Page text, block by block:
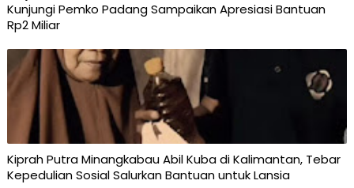
Kunjungi Pemko Padang Sampaikan Apresiasi Bantuan
Rp2 Miliar
Kiprah Putra Minangkabau Abil Kuba di Kalimantan, Tebar
Kepedulian Sosial Salurkan Bantuan untuk Lansia